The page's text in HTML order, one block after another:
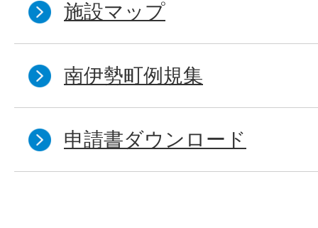
施設マップ
南伊勢町例規集
申請書ダウンロード